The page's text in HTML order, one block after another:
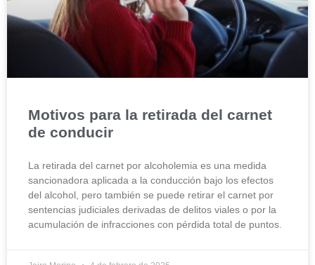
Motivos para la retirada del carnet
de conducir
La retirada del carnet por alcoholemia es una medida
sancionadora aplicada a la conducción bajo los efectos
del alcohol, pero también se puede retirar el carnet por
sentencias judiciales derivadas de delitos viales o por la
acumulación de infracciones con pérdida total de puntos.